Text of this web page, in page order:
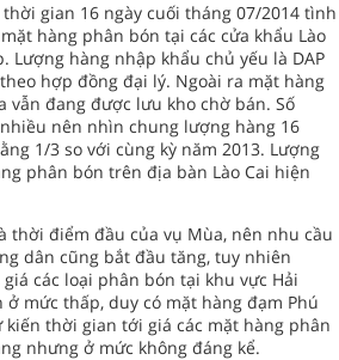
thời gian 16 ngày cuối tháng 07/2014 tình
hàng phân bón tại các cửa khẩu Lào
Lượng hàng nhập khẩu chủ yếu là DAP
hợp đồng đại lý. Ngoài ra mặt hàng
vẫn đang được lưu kho chờ bán. Số
nên nhìn chung lượng hàng 16
1/3 so với cùng kỳ năm 2013. Lượng
phân bón trên địa bàn Lào Cai hiện
thời điểm đầu của vụ Mùa, nên nhu cầu
dân cũng bắt đầu tăng, tuy nhiên
các loại phân bón tại khu vực Hải
mức thấp, duy có mặt hàng đạm Phú
kiến thời gian tới giá các mặt hàng phân
nhưng ở mức không đáng kể.